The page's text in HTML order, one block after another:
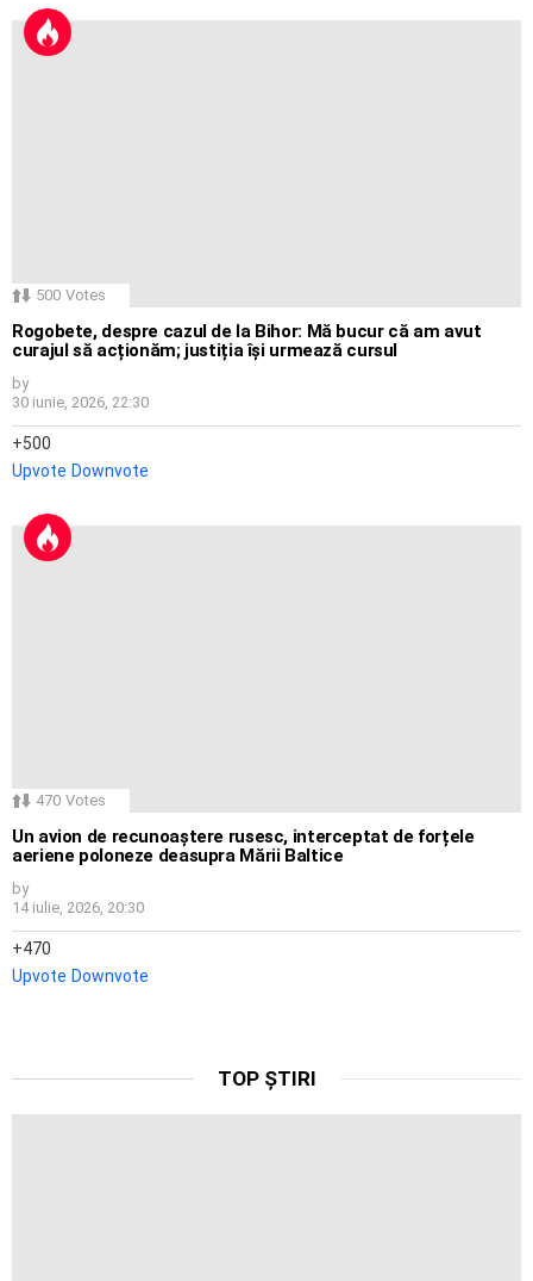
500 Votes
Rogobete, despre cazul de la Bihor: Mă bucur că am avut
curajul să acționăm; justiția își urmează cursul
by
30 iunie, 2026, 22:30
500
Upvote Downvote
470 Votes
Un avion de recunoaștere rusesc, interceptat de forțele
aeriene poloneze deasupra Mării Baltice
by
14 iulie, 2026, 20:30
470
Upvote Downvote
TOP ȘTIRI